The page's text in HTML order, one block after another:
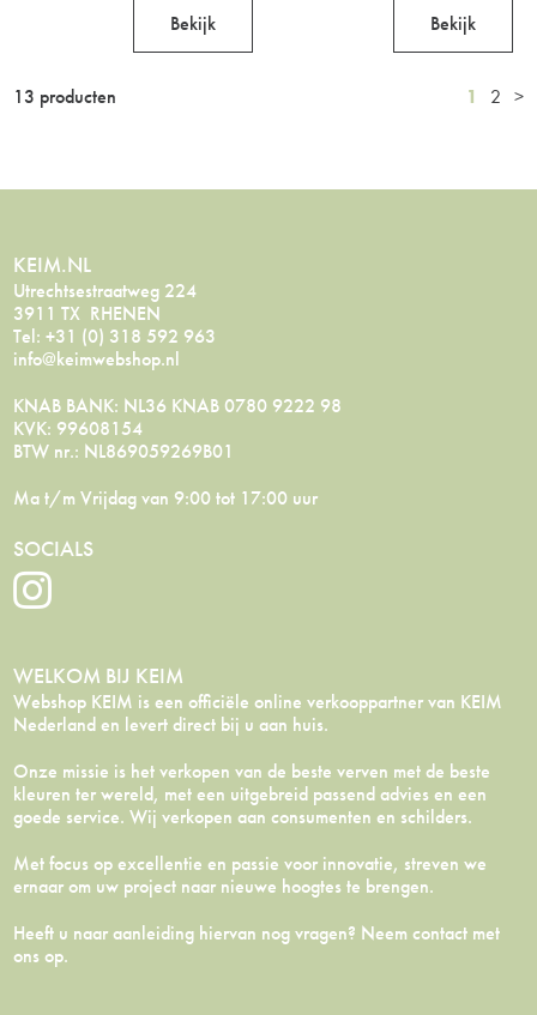
Bekijk Bekijk
13 producten 1 2 >
KEIM.NL
Utrechtsestraatweg 224
3911 TX RHENEN
Tel: +31 (0) 318 592 963
info@keimwebshop.nl
KNAB BANK: NL36 KNAB 0780 9222 98
KVK: 99608154
BTW nr.: NL869059269B01
Ma t/m Vrijdag van 9:00 tot 17:00 uur
SOCIALS
WELKOM BIJ KEIM
Webshop KEIM is een officiële online verkooppartner van KEIM
Nederland en levert direct bij u aan huis.
Onze missie is het verkopen van de beste verven met de beste
kleuren ter wereld, met een uitgebreid passend advies en een
goede service. Wij verkopen aan consumenten en schilders.
Met focus op excellentie en passie voor innovatie, streven we
ernaar om uw project naar nieuwe hoogtes te brengen.
Heeft u naar aanleiding hiervan nog vragen? Neemcontact met
ons op.